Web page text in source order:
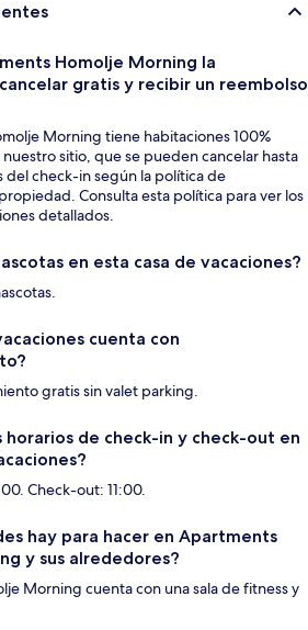
Homolje Morning la
gratis y recibir un reembolso
Morning tiene habitaciones 100%
sitio, que se pueden cancelar hasta
del check-in según la política de
Consulta esta política para ver los
detallados.
en esta casa de vacaciones?
cuenta con
gratis sin valet parking.
horarios de check-in y check-out en
Check-out: 11:00.
hay para hacer en Apartments
y sus alrededores?
Morning cuenta con una sala de fitness y